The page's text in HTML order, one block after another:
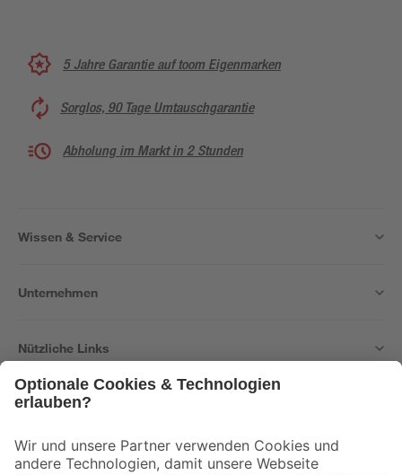
5 Jahre Garantie auf toom Eigenmarken
Sorglos, 90 Tage Umtauschgarantie
Abholung im Markt in 2 Stunden
Wissen & Service
Unternehmen
Nützliche Links
Der toom Newsletter: Keine Angebote und Aktionen mehr verpassen!